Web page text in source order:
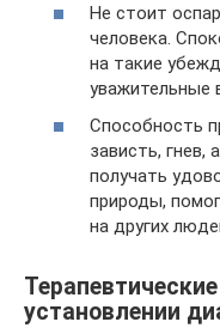
Не стоит
человека.
на такие
уважительные
Способность
зависть, гнев,
получать
природы,
на других
установлении